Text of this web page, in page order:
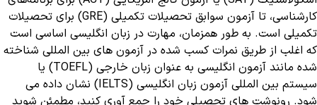
کارشناسی، تا آزمون سوابق تحصیلات تکمیلی (GRE) برای تحصیلات
تکمیلی است. به طور همزمان، مهارت در زبان انگلیسی اساسی است
که اغلب از طریق نمرات کسب شده در آزمون های بین المللی شناخته
شده مانند آزمون انگلیسی به عنوان زبان خارجی (TOEFL) یا
سیستم بین المللی آزمون زبان انگلیسی (IELTS) نشان داده می
شود. رونوشت های تحصیلی خود را جمع آوری کنید، مطمئن شوید